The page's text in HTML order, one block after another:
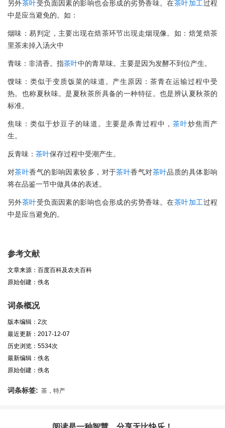
另外茶叶受负面因素的影响也会形成的劣势香味。在茶叶加工过程
中是应当避免的。如：
烟味：易判定，主要出现在焙茶环节出现走烟现像。如：焙笼焙茶
里茶未掉入汤火中
青味：非清香。指茶叶中的青草味。主要是因为发酵不到位产生。
馊味：类似于变质饭菜的味道。产生原因：茶青在运输过程中受
热。也称夏秋味。是夏秋茶所具备的一种特征。也是辨认夏秋茶的
标准。
焦味：类似于炒豆子的味道。主要是杀青过程中，茶叶炒焦而产
生。
反青味： 茶叶保存过程中受潮产生。
对茶叶香气的影响因素较多，对于茶叶香气对茶叶品质的具体影响
将在品鉴一节中做具体的表述。
另外茶叶受负面因素的影响也会形成的劣势香味。在茶叶加工过程
中是应当避免的。
参考文献
文章来源：百度百科及农夫百科
原始创建：佚名
词条概况
版本编辑：2次
最近更新：2017-12-07
历史浏览：5534次
最新编辑：佚名
原始创建：佚名
词条标签: 茶，特产